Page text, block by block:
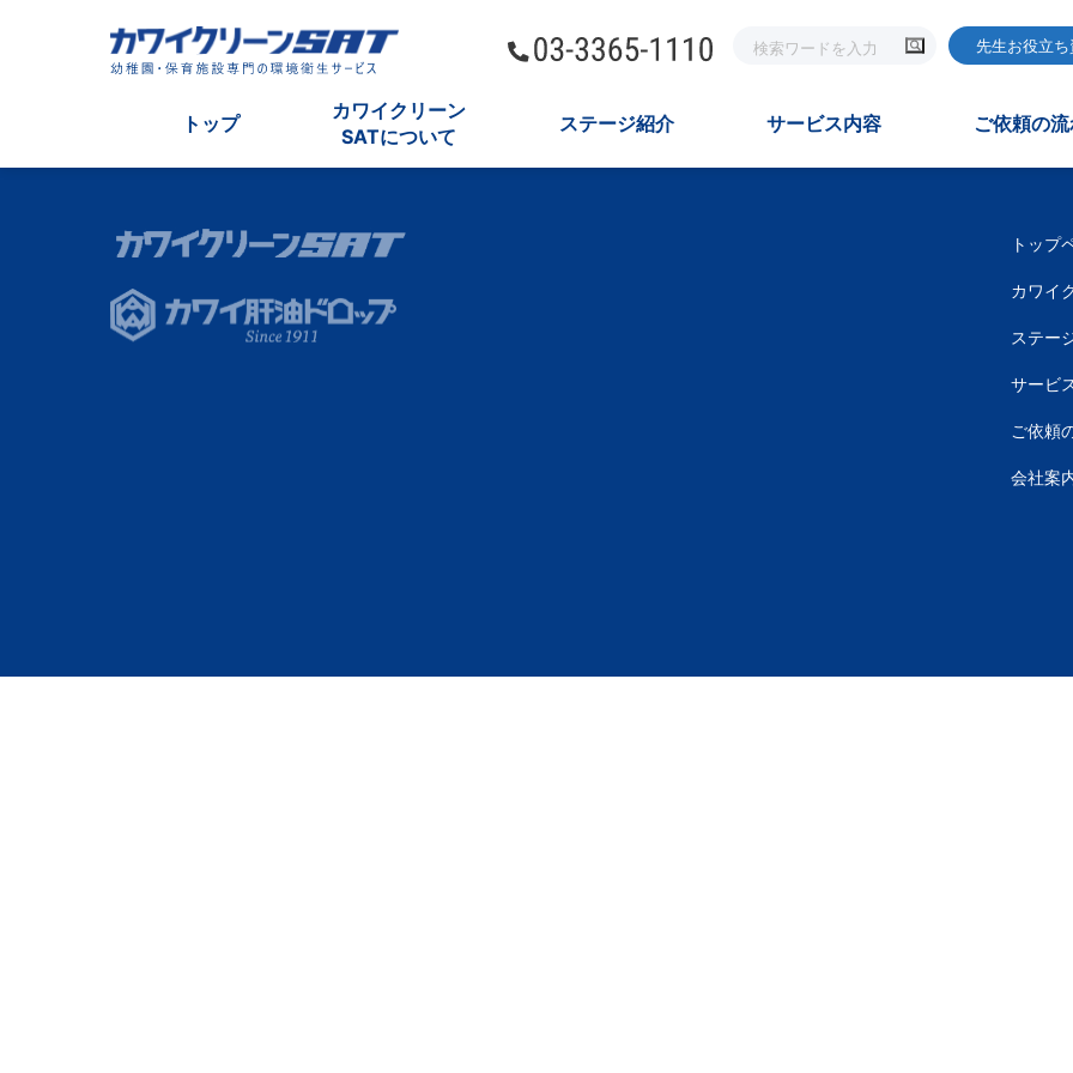
先生お役立ち
トップ
カワイクリーン
SATについて
ステージ紹介 サービス内容 ご依頼の
トップ
カワイ
ステー
サービ
ご依頼
会社案